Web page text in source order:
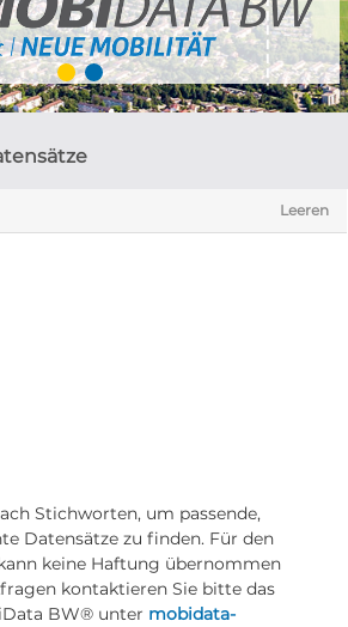
Leeren
Stichworten, um passende,
Datensätze zu finden. Für den
keine Haftung übernommen
kontaktieren Sie bitte das
BW® unter mobidata-